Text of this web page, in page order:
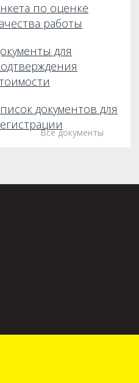
по оценке
работы
для
документов для
Все документы